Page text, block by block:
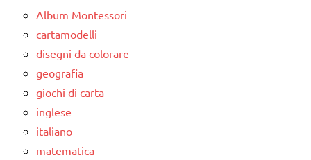
lettura e
scrittura
Montessori
LINGUAGGIO
MONTESSORI
psicogrammatica
Montessori
Album Montessori
cartamodelli
disegni da colorare
geografia
giochi di carta
inglese
italiano
matematica